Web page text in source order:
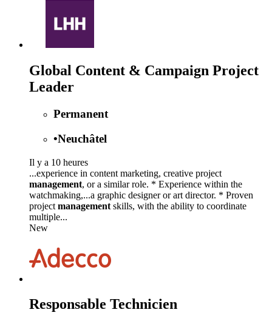
Global Content & Campaign Project
Leader
Permanent
•Neuchâtel
Il y a 10 heures
...experience in content marketing, creative project
management, or a similar role. * Experience within the
watchmaking,...a graphic designer or art director. * Proven
project management skills, with the ability to coordinate
multiple...
New
Responsable Technicien